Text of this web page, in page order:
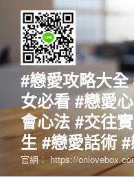
要
#戀愛攻略大
女必看 #戀愛
會心法 #交往
生 #戀愛話術
官網： https://